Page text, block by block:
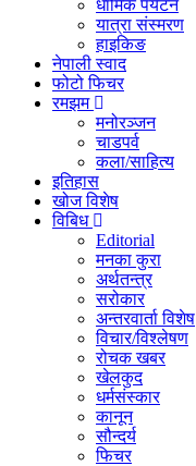
धार्मिक पर्यटन
यात्रा संस्मरण
हाइकिङ
नेपाली स्वाद
फोटो फिचर
रमझम
मनोरञ्जन
चाडपर्व
कला/साहित्य
इतिहास
खोज विशेष
विबिध
Editorial
मनका कुरा
अर्थतन्त्र
सरोकार
अन्तरवार्ता विशेष
विचार/विश्लेषण
रोचक खबर
खेलकुद
धर्मसंस्कार
कानून
सौन्दर्य
फिचर